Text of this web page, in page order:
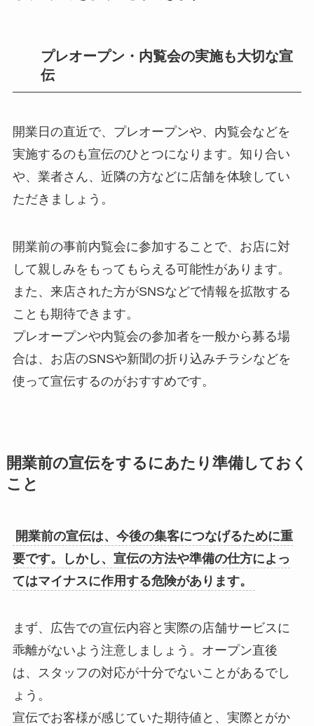
プレオープン・内覧会の実施も大切な宣
伝
開業日の直近で、プレオープンや、内覧会などを
実施するのも宣伝のひとつになります。知り合い
や、業者さん、近隣の方などに店舗を体験してい
ただきましょう。
開業前の事前内覧会に参加することで、お店に対
して親しみをもってもらえる可能性があります。
また、来店された方がSNSなどで情報を拡散する
ことも期待できます。
プレオープンや内覧会の参加者を一般から募る場
合は、お店のSNSや新聞の折り込みチラシなどを
使って宣伝するのがおすすめです。
開業前の宣伝をするにあたり準備しておく
こと
開業前の宣伝は、今後の集客につなげるために重
要です。しかし、宣伝の方法や準備の仕方によっ
てはマイナスに作用する危険があります。
まず、広告での宣伝内容と実際の店舗サービスに
乖離がないよう注意しましょう。オープン直後
は、スタッフの対応が十分でないことがあるでし
ょう。
宣伝でお客様が感じていた期待値と、実際とがか